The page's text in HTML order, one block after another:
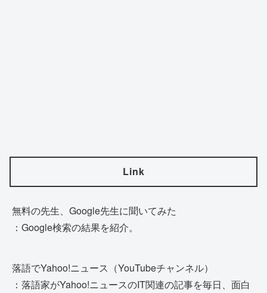
Link
無料の先生、Google先生に聞いてみた
：Google検索の結果を紹介。
落語でYahoo!ニュース（YouTubeチャンネル）
：落語家がYahoo!ニュースのIT関連の記事を毎日、面白